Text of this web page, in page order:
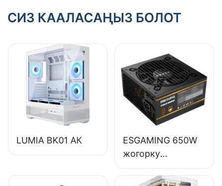
СИЗ КААЛАСАҢЫЗ БОЛОТ
LUMIA BK01 АК
ESGAMING 650W
жогорку
сапаттагы 85%
эффективдүүлүктө